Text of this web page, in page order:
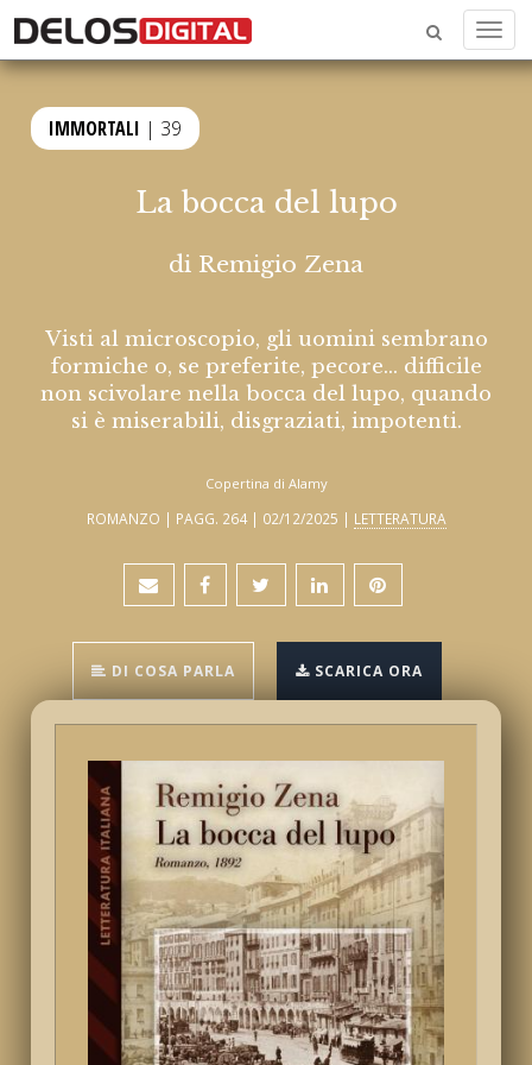
Menu
IMMORTALI | 39
La bocca del lupo
di Remigio Zena
Visti al microscopio, gli uomini sembrano
formiche o, se preferite, pecore… difficile
non scivolare nella bocca del lupo, quando
si è miserabili, disgraziati, impotenti.
Copertina di Alamy
ROMANZO | PAGG. 264 | 02/12/2025 | LETTERATURA
DI COSA PARLA SCARICA ORA